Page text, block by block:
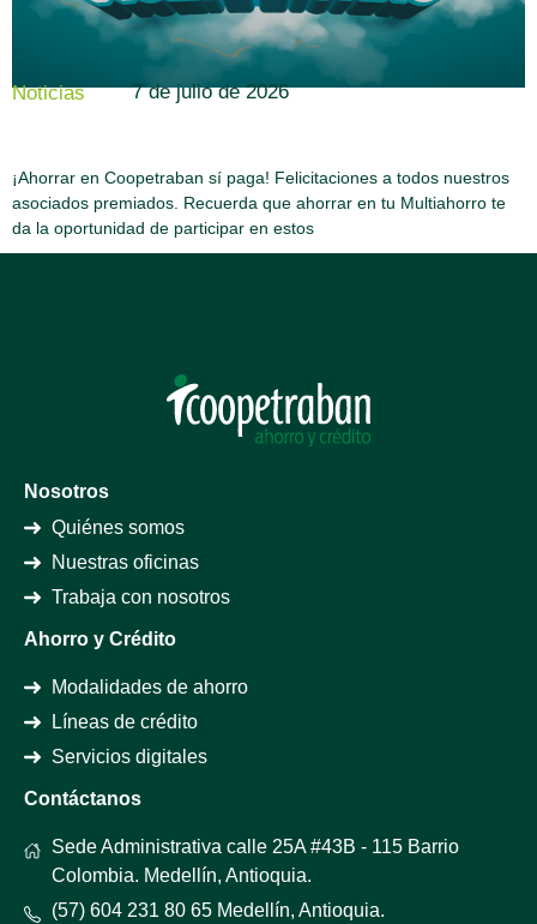
Noticias
¡Ahorrar en Coopetraban sí paga! Felicitaciones a todos nuestros
asociados premiados. Recuerda que ahorrar en tu Multiahorro te
da la oportunidad de participar en estos
7 de julio de 2026
Nosotros
Quiénes somos
Nuestras oficinas
Trabaja con nosotros
Ahorro y Crédito
Modalidades de ahorro
Líneas de crédito
Servicios digitales
Contáctanos
Sede Administrativa calle 25A #43B - 115 Barrio
Colombia. Medellín, Antioquia.
(57) 604 231 80 65 Medellín, Antioquia.